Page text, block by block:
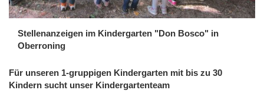
Stellenanzeigen im Kindergarten "Don Bosco" in
Oberroning
Für unseren 1-gruppigen Kindergarten mit bis zu 30
Kindern sucht unser Kindergartenteam